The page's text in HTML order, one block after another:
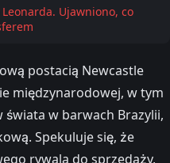
Ujawniono, co
postacią Newcastle
międzynarodowej, w tym
w barwach Brazylii,
Spekuluje się, że
rywala do sprzedaży,